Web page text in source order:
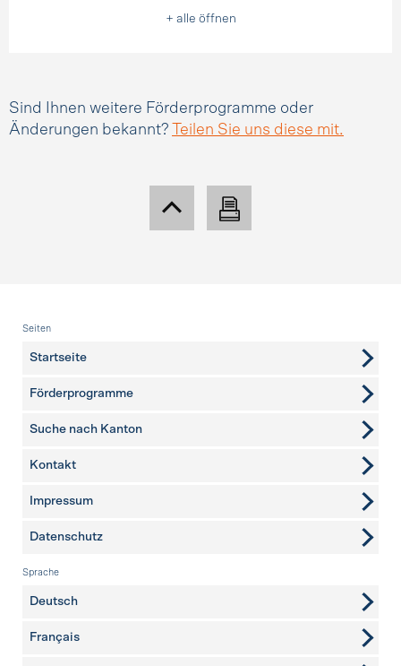
+ alle öffnen
Sind Ihnen weitere Förderprogramme oder
Änderungen bekannt?
Teilen Sie uns diese mit.
Fusszeile
Seiten
Startseite
Förderprogramme
Suche nach Kanton
weitere Seiten
Kontakt
Impressum
Datenschutz
Sprache
Deutsch
Français